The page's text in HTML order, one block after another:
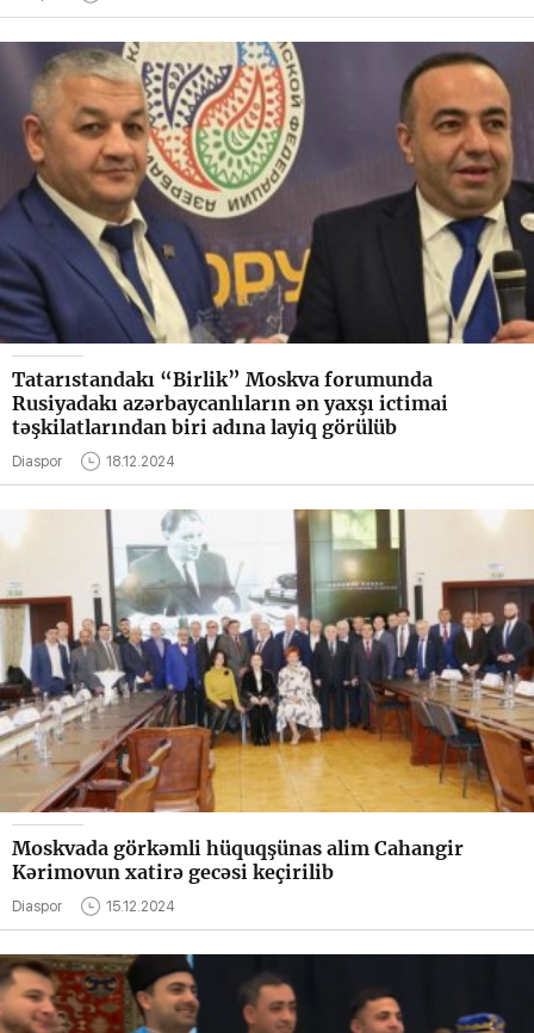
Tatarıstandakı “Birlik” Moskva forumunda
Rusiyadakı azərbaycanlıların ən yaxşı ictimai
təşkilatlarından biri adına layiq görülüb
Diaspor 18.12.2024
Moskvada görkəmli hüquqşünas alim Cahangir
Kərimovun xatirə gecəsi keçirilib
Diaspor 15.12.2024